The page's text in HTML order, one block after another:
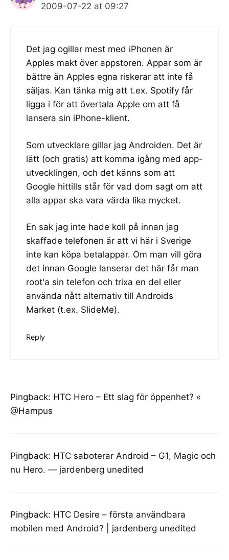
2009-07-22 at 09:27
Det jag ogillar mest med iPhonen är
Apples makt över appstoren. Appar som är
bättre än Apples egna riskerar att inte få
säljas. Kan tänka mig att t.ex. Spotify får
ligga i för att övertala Apple om att få
lansera sin iPhone-klient.
Som utvecklare gillar jag Androiden. Det är
lätt (och gratis) att komma igång med app-
utvecklingen, och det känns som att
Google hittills står för vad dom sagt om att
alla appar ska vara värda lika mycket.
En sak jag inte hade koll på innan jag
skaffade telefonen är att vi här i Sverige
inte kan köpa betalappar. Om man vill göra
det innan Google lanserar det här får man
root'a sin telefon och trixa en del eller
använda nått alternativ till Androids
Market (t.ex. SlideMe).
Reply
Pingback: HTC Hero – Ett slag för öppenhet? «
@Hampus
Pingback: HTC saboterar Android – G1, Magic och
nu Hero. — jardenberg unedited
Pingback: HTC Desire – första användbara
mobilen med Android? | jardenberg unedited